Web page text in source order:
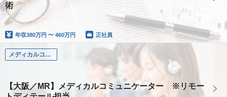
術
年収380万円 〜 460万円 正社員
メディカルコミュニケーター（MR）
【大阪／MR】メディカルコミュニケーター ※リモー